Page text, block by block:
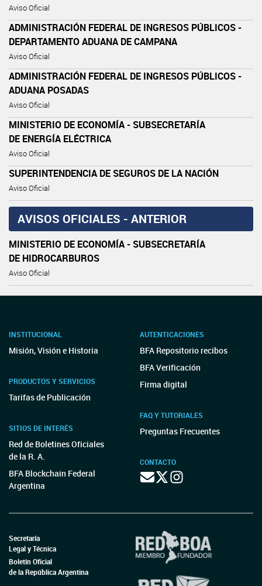
Aviso Oficial
ADMINISTRACIÓN FEDERAL DE INGRESOS PÚBLICOS -
DEPARTAMENTO ADUANA DE CAMPANA
Aviso Oficial
ADMINISTRACIÓN FEDERAL DE INGRESOS PÚBLICOS -
ADUANA POSADAS
Aviso Oficial
MINISTERIO DE ECONOMÍA - SUBSECRETARÍA
DE ENERGÍA ELÉCTRICA
Aviso Oficial
SUPERINTENDENCIA DE SEGUROS DE LA NACIÓN
Aviso Oficial
AVISOS OFICIALES - ANTERIOR
MINISTERIO DE ECONOMÍA - SUBSECRETARÍA
DE HIDROCARBUROS
Aviso Oficial
INSTITUCIONAL
Misión, Visión e Historia
PRODUCTOS Y SERVICIOS
Tarifas de Publicación
SITIOS DE INTERÉS
Red de Boletines Oficiales
de la R. A.
BFA Blockchain Federal
Argentina
AUTENTICACIONES
BFA Repositorio recibos
BFA Verificación
Firma digital
FAQ Y TUTORIALES
Preguntas Frecuentes
CONTACTO
Secretaría
Legal y Técnica
Boletín Oficial
de la República Argentina